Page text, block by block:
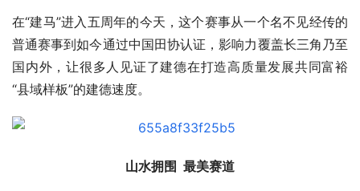
在“建马”进入五周年的今天，这个赛事从一个名不见经传的
普通赛事到如今通过中国田协认证，影响力覆盖长三角乃至
国内外，让很多人见证了建德在打造高质量发展共同富裕
“县域样板”的建德速度。
山水拥围  最美赛道